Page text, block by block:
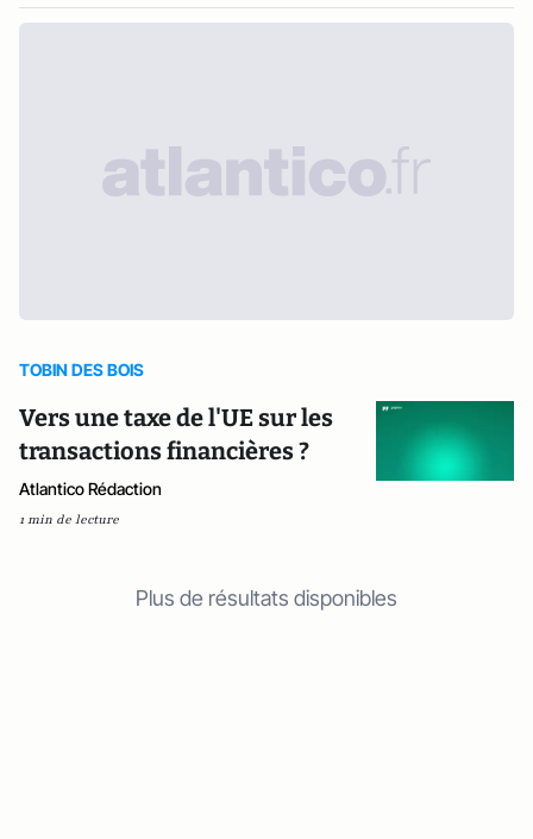
TOBIN DES BOIS
Vers une taxe de l'UE sur les
transactions financières ?
Atlantico Rédaction
1 min de lecture
Plus de résultats disponibles